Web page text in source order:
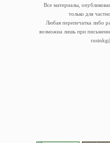
Все материалы,
только для
Любая перепечатка либо
возможна лишь при